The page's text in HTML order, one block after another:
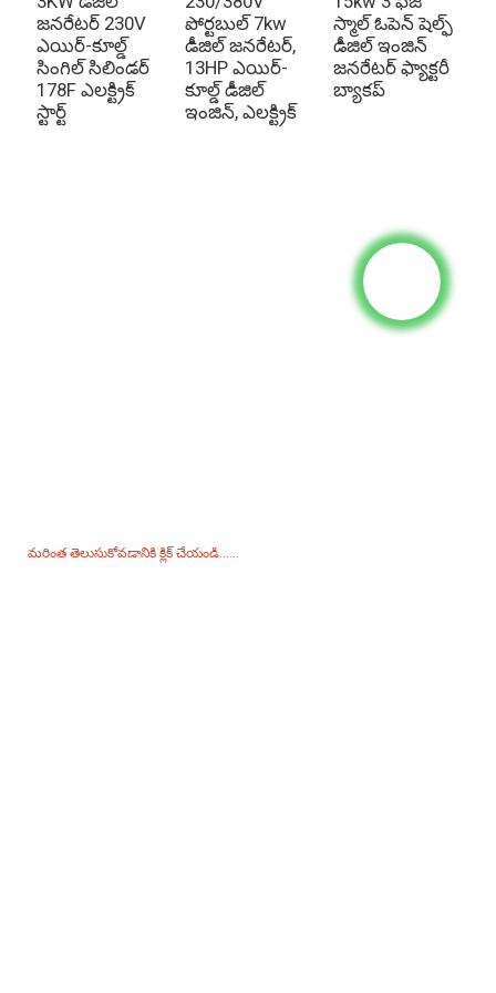
పరిమాణం
700*490*610మి.మీ
నికర బరువు
101 కిలోలు
జనరేటర్ 230V
ఎయిర్-కూల్డ్
సింగిల్ సిలిండర్
178F ఎలక్ట్రిక్
స్టార్ట్
పోర్టబుల్ 7kw
డీజిల్ జనరేటర్,
13HP ఎయిర్-
కూల్డ్ డీజిల్
ఇంజిన్, ఎలక్ట్రిక్
స్మాల్ ఓపెన్ షెల్ఫ్
డీజిల్ ఇంజిన్
జనరేటర్ ఫ్యాక్టరీ
బ్యాకప్
మరింత తెలుసుకోవడానికి క్లిక్ చేయండి......